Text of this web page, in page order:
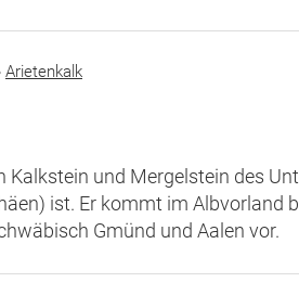
Arietenkalk
und Mergelstein des
ist. Er kommt im Albvorland
Gmünd und Aalen vor.